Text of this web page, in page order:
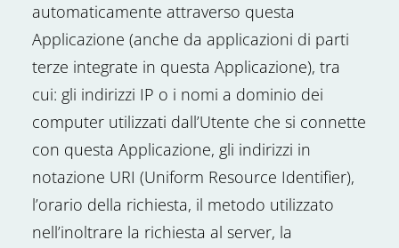
automaticamente attraverso questa
Applicazione (anche da applicazioni di parti
terze integrate in questa Applicazione), tra
cui: gli indirizzi IP o i nomi a dominio dei
computer utilizzati dall’Utente che si connette
con questa Applicazione, gli indirizzi in
notazione URI (Uniform Resource Identifier),
l’orario della richiesta, il metodo utilizzato
nell’inoltrare la richiesta al server, la